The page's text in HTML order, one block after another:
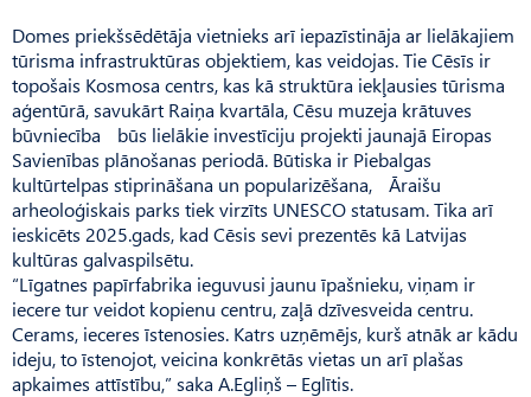
Domes priekšsēdētāja vietnieks arī iepazīstināja ar lielākajiem
tūrisma infrastruktūras objektiem, kas veidojas. Tie Cēsīs ir
topošais Kosmosa centrs, kas kā struktūra iekļausies tūrisma
aģentūrā, savukārt Raiņa kvartāla, Cēsu muzeja krātuves
būvniecība būs lielākie investīciju projekti jaunajā Eiropas
Savienības plānošanas periodā. Būtiska ir Piebalgas
kultūrtelpas stiprināšana un popularizēšana, Āraišu
arheoloģiskais parks tiek virzīts UNESCO statusam. Tika arī
ieskicēts 2025.gads, kad Cēsis sevi prezentēs kā Latvijas
kultūras galvaspilsētu.
“Līgatnes papīrfabrika ieguvusi jaunu īpašnieku, viņam ir
iecere tur veidot kopienu centru, zaļā dzīvesveida centru.
Cerams, ieceres īstenosies. Katrs uzņēmējs, kurš atnāk ar kādu
ideju, to īstenojot, veicina konkrētās vietas un arī plašas
apkaimes attīstību,” saka A.Egliņš – Eglītis.